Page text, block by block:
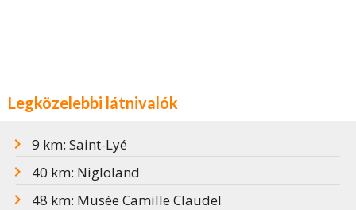
Legközelebbi látnivalók
9 km: Saint-Lyé
40 km: Nigloland
48 km: Musée Camille Claudel